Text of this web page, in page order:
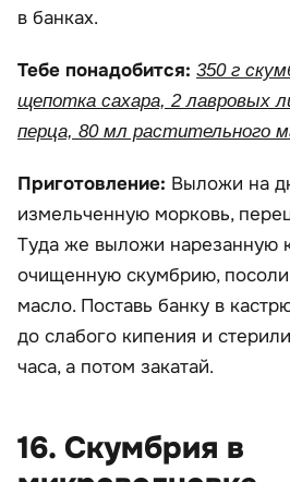
в банках.
Тебе понадобится: 350 г
щепотка сахара, 2 лавровых
перца, 80 мл растительного
Приготовление: Выложи на
измельченную морковь,
Туда же выложи нарезанную
очищенную скумбрию,
масло. Поставь банку в
до слабого кипения и
часа, а потом закатай.
16. Скумбрия в